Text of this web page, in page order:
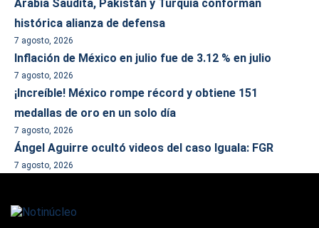
Arabia Saudita, Pakistán y Turquía conforman
histórica alianza de defensa
7 agosto, 2026
Inflación de México en julio fue de 3.12 % en julio
7 agosto, 2026
¡Increíble! México rompe récord y obtiene 151
medallas de oro en un solo día
7 agosto, 2026
Ángel Aguirre ocultó videos del caso Iguala: FGR
7 agosto, 2026